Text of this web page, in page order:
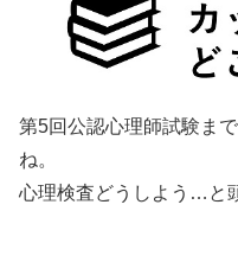
第5回公認心理師試験ま
ね。
心理検査どうしよう…と